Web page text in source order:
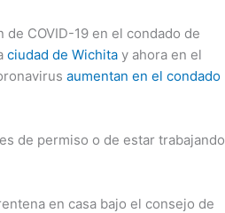
de COVID-19 en el condado de
ciudad de Wichita y ahora en el
aumentan en el condado
de permiso o de estar trabajando
en casa bajo el consejo de